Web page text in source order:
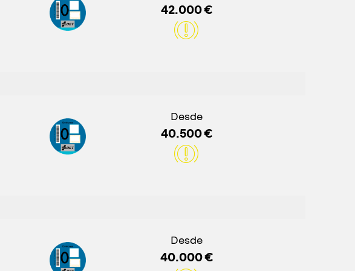
42.000 €
Desde
40.500 €
Desde
40.000 €